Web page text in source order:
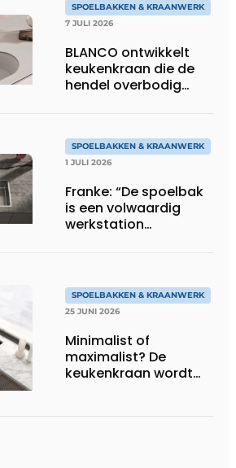
SPOELBAKKEN & KRAANWERK
7 JULI 2026
BLANCO ontwikkelt
keukenkraan die de
hendel overbodig
SPOELBAKKEN & KRAANWERK
1 JULI 2026
Franke: “De spoelbak
is een volwaardig
werkstation
SPOELBAKKEN & KRAANWERK
25 JUNI 2026
Minimalist of
maximalist? De
keukenkraan wordt